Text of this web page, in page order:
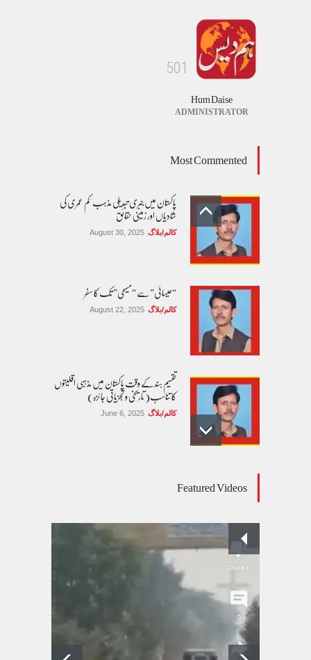
1
0
5
Hum Daise
ADMINISTRATOR
Most Commented
پاکستان میں جبری تبدیلی مذہب 'کم عمری کی
شادیاں اور زمینی حقائق
کالم/بلاگ August 30, 2025
“عیسائی” سے “مسیحی” تک کا سفر
کالم/بلاگ August 22, 2025
تقسیم ہند کے وقت پاکستان میں مذہبی اقلیتوں
کا تناسب( تاریخی و تجزیاتی جائزہ)
کالم/بلاگ June 6, 2025
پسند کی شادیوں کا بڑھتا ہوا رجحان اور راولپنڈی
کی یوسیز میں اندارج پر پابندی ایک نیا تنازعہ
October 14, 2025
Featured Videos